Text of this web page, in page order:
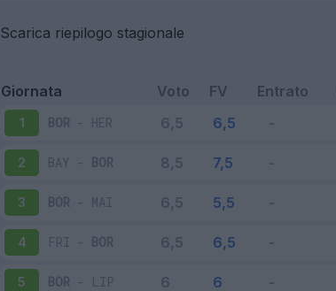
Scarica riepilogo stagionale
Giornata Voto FV Entrato
1 BOR - HER
2 BAY - BOR
3 BOR - MAI
4 FRI - BOR
5 BOR - LIP